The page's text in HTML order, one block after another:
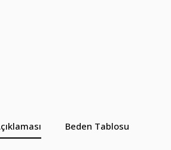
Beden Tablosu